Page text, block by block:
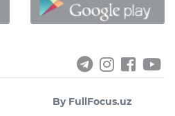
By FullFocus.uz